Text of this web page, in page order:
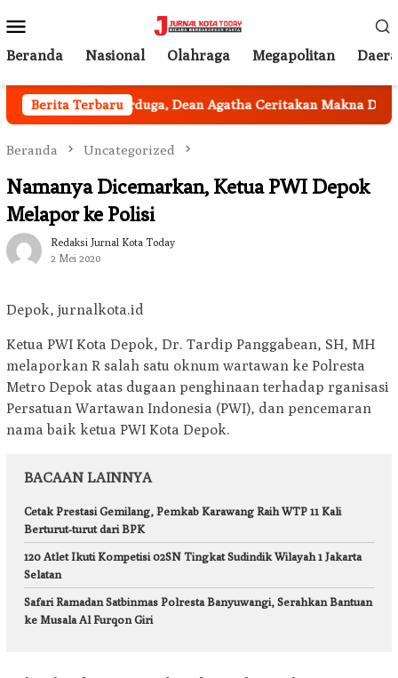
ke
kontenMobile
Beranda Nasional Olahraga Megapolitan
Berita Terbaru
Tak Terduga, Dean Agatha Ceritakan Makna Dalam
Beranda Uncategorized
Namanya Dicemarkan, Ketua PWI Depok
Melapor ke Polisi
Redaksi Jurnal Kota Today
2 Mei 2020
Depok, jurnalkota.id
Ketua PWI Kota Depok, Dr. Tardip Panggabean, SH, MH
melaporkan R salah satu oknum wartawan ke Polresta
Metro Depok atas dugaan penghinaan terhadap rganisasi
Persatuan Wartawan Indonesia (PWI), dan pencemaran
nama baik ketua PWI Kota Depok.
BACAAN LAINNYA
Cetak Prestasi Gemilang, Pemkab Karawang Raih WTP 11 Kali
Berturut-turut dari BPK
120 Atlet Ikuti Kompetisi 02SN Tingkat Sudindik Wilayah 1 Jakarta
Selatan
Safari Ramadan Satbinmas Polresta Banyuwangi, Serahkan Bantuan
ke Musala Al Furqon Giri